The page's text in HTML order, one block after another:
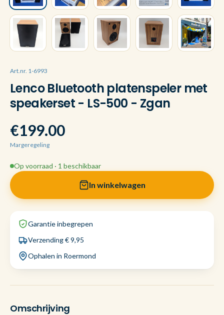
Art.nr. 1-6993
Lenco Bluetooth platenspeler met
speakerset - LS-500 - Zgan
€199.00
Margeregeling
Op voorraad · 1 beschikbaar
In winkelwagen
Garantie inbegrepen
Verzending € 9,95
Ophalen in Roermond
Omschrijving